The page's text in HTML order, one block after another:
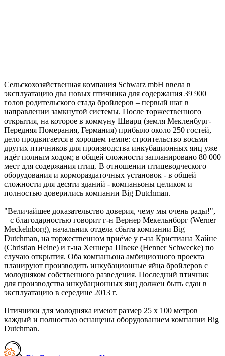
Сельскохозяйственная компания Schwarz mbH ввела в
эксплуатацию два новых птичника для содержания 39 900
голов родительского стада бройлеров – первый шаг в
направлении замкнутой системы. После торжественного
открытия, на которое в коммуну Шварц (земля Мекленбург-
Передняя Померания, Германия) прибыло около 250 гостей,
дело продвигается в хорошем темпе: строительство восьми
других птичников для производства инкубационных яиц уже
идёт полным ходом; в общей сложности запланировано 80 000
мест для содержания птиц. В отношении птицеводческого
оборудования и кормораздаточных установок - в общей
сложности для десяти зданий - компаньоны целиком и
полностью доверились компании Big Dutchman.
"Величайшее доказательство доверия, чему мы очень рады!",
– с благодарностью говорит г-н Вернер Мекельнборг (Werner
Meckelnborg), начальник отдела сбыта компании Big
Dutchman, на торжественном приёме у г-на Кристиана Хайне
(Christian Heine) и г-на Хеннера Швеке (Henner Schwecke) по
случаю открытия. Оба компаньона амбициозного проекта
планируют производить инкубационные яйца бройлеров с
молодняком собственного разведения. Последний птичник
для производства инкубационных яиц должен быть сдан в
эксплуатацию в середине 2013 г.
Птичники для молодняка имеют размер 25 x 100 метров
каждый и полностью оснащены оборудованием компании Big
Dutchman.